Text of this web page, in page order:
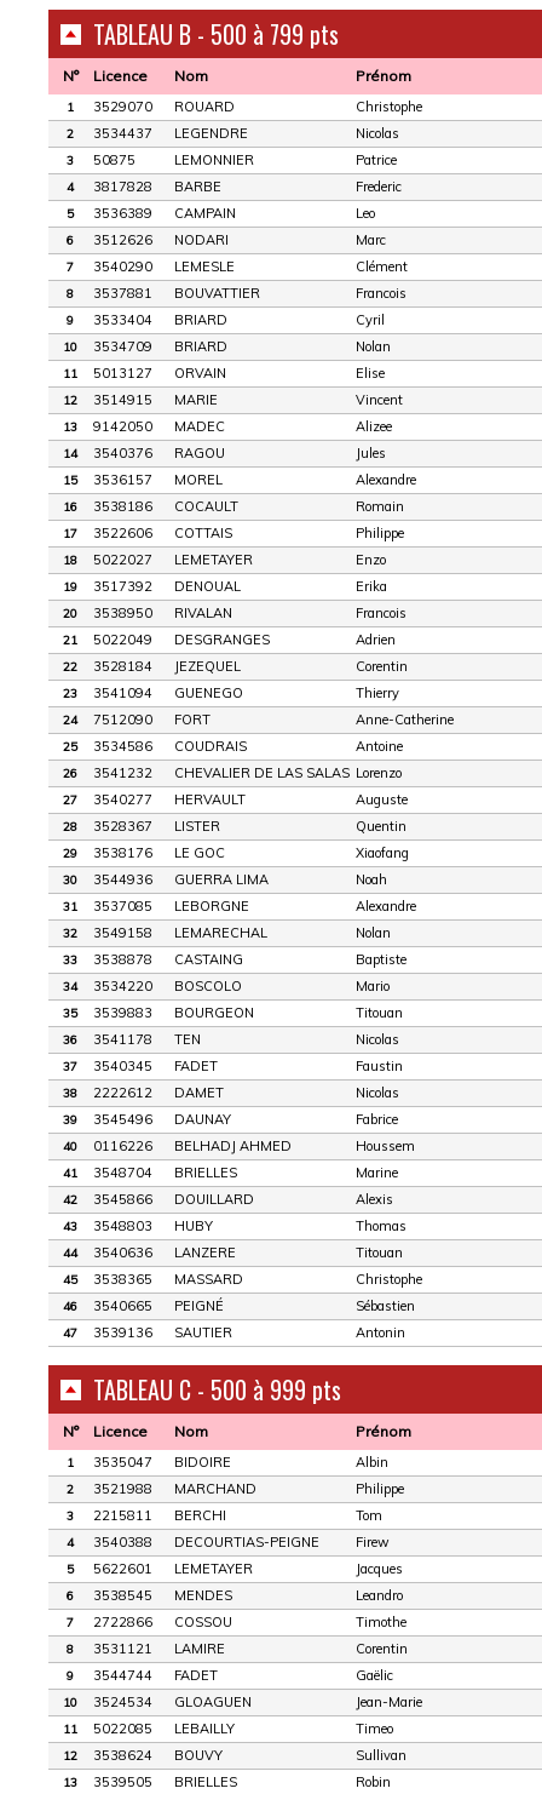
TABLEAU B - 500 à 799 pts
N° Licence Nom Prénom
1 3529070 ROUARD Christophe
2 3534437 LEGENDRE Nicolas
3 50875 LEMONNIER Patrice
4 3817828 BARBE Frederic
5 3536389 CAMPAIN Leo
6 3512626 NODARI Marc
7 3540290 LEMESLE Clément
8 3537881 BOUVATTIER Francois
9 3533404 BRIARD Cyril
10 3534709 BRIARD Nolan
11 5013127 ORVAIN Elise
12 3514915 MARIE Vincent
13 9142050 MADEC Alizee
14 3540376 RAGOU Jules
15 3536157 MOREL Alexandre
16 3538186 COCAULT Romain
17 3522606 COTTAIS Philippe
18 5022027 LEMETAYER Enzo
19 3517392 DENOUAL Erika
20 3538950 RIVALAN Francois
21 5022049 DESGRANGES Adrien
22 3528184 JEZEQUEL Corentin
23 3541094 GUENEGO Thierry
24 7512090 FORT Anne-Catherine
25 3534586 COUDRAIS Antoine
26 3541232 CHEVALIER DE LAS SALAS Lorenzo
27 3540277 HERVAULT Auguste
28 3528367 LISTER Quentin
29 3538176 LE GOC Xiaofang
30 3544936 GUERRA LIMA Noah
31 3537085 LEBORGNE Alexandre
32 3549158 LEMARECHAL Nolan
33 3538878 CASTAING Baptiste
34 3534220 BOSCOLO Mario
35 3539883 BOURGEON Titouan
36 3541178 TEN Nicolas
37 3540345 FADET Faustin
38 2222612 DAMET Nicolas
39 3545496 DAUNAY Fabrice
40 0116226 BELHADJ AHMED Houssem
41 3548704 BRIELLES Marine
42 3545866 DOUILLARD Alexis
43 3548803 HUBY Thomas
44 3540636 LANZERE Titouan
45 3538365 MASSARD Christophe
46 3540665 PEIGNÉ Sébastien
47 3539136 SAUTIER Antonin
TABLEAU C - 500 à 999 pts
N° Licence Nom Prénom
1 3535047 BIDOIRE Albin
2 3521988 MARCHAND Philippe
3 2215811 BERCHI Tom
4 3540388 DECOURTIAS-PEIGNE Firew
5 5622601 LEMETAYER Jacques
6 3538545 MENDES Leandro
7 2722866 COSSOU Timothe
8 3531121 LAMIRE Corentin
9 3544744 FADET Gaëlic
10 3524534 GLOAGUEN Jean-Marie
11 5022085 LEBAILLY Timeo
12 3538624 BOUVY Sullivan
13 3539505 BRIELLES Robin